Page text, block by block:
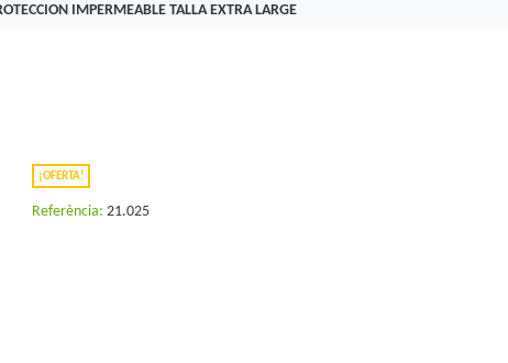
IMPERMEABLE TALLA EXTRA LARGE
¡OFERTA!
Referència: 21.025